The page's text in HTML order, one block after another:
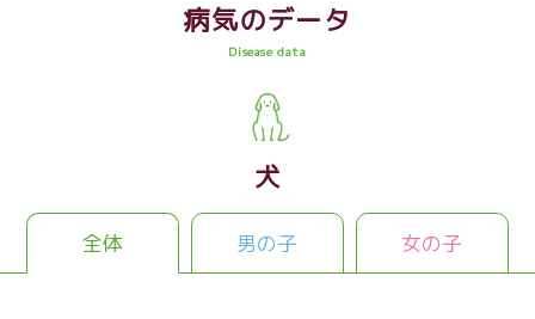
病気のデータ
Disease data
犬
全体 男の子 女の子